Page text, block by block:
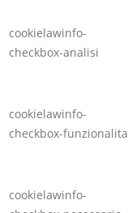
cookielawinfo-
checkbox-analisi
cookielawinfo-
checkbox-funzionalita
cookielawinfo-